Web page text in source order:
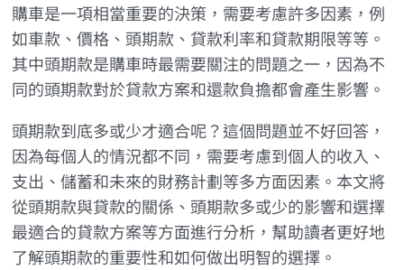
購車是一項相當重要的決策，需要考慮許多因素，例
如車款、價格、頭期款、貸款利率和貸款期限等等。
其中頭期款是購車時最需要關注的問題之一，因為不
同的頭期款對於貸款方案和還款負擔都會產生影響。
頭期款到底多或少才適合呢？這個問題並不好回答，
因為每個人的情況都不同，需要考慮到個人的收入、
支出、儲蓄和未來的財務計劃等多方面因素。本文將
從頭期款與貸款的關係、頭期款多或少的影響和選擇
最適合的貸款方案等方面進行分析，幫助讀者更好地
了解頭期款的重要性和如何做出明智的選擇。